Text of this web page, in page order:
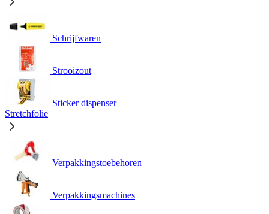
Schrijfwaren
Strooizout
Sticker dispenser
Stretchfolie
Verpakkingstoebehoren
Verpakkingsmachines